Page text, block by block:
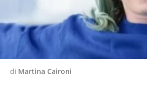
di Martina Caironi